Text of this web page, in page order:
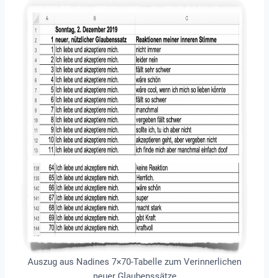
Auszug aus Nadines 7×70-Tabelle zum Verinnerlichen